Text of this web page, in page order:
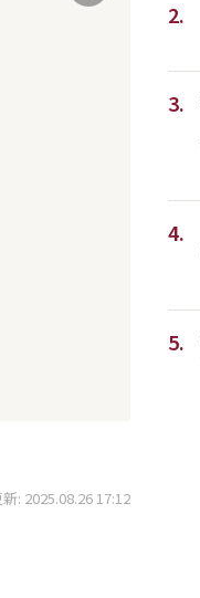
: 2025.08.26 17:12
2.
3.
4.
5.